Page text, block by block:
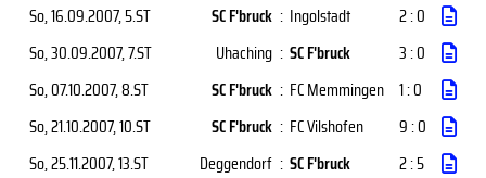
So, 16.09.2007, 5.ST SC F'bruck : Ingolstadt
2 : 0
So, 30.09.2007, 7.ST Uhaching : SC F'bruck
3 : 0
So, 07.10.2007, 8.ST SC F'bruck : FC Memmingen 1 : 0
So, 21.10.2007, 10.ST SC F'bruck : FC Vilshofen
9 : 0
So, 25.11.2007, 13.ST Deggendorf : SC F'bruck
2 : 5